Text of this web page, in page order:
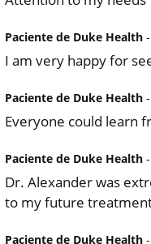
Paciente de Duke Health
I am very happy for
Paciente de Duke Health
Everyone could learn
Paciente de Duke Health
Dr. Alexander was
to my future
Paciente de Duke Health